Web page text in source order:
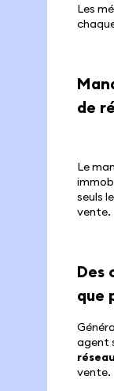
Les
de
Le
seuls
vente.
Des
que
agent
réseau
vente.